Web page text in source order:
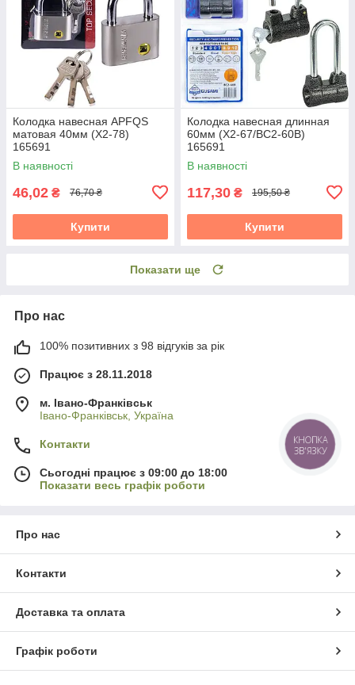
Колодка навесная APFQS
матовая 40мм (X2-78)
165691
В наявності
46,02 ₴ 76,70 ₴
Купити
Колодка навесная длинная
60мм (X2-67/BC2-60B)
165691
В наявності
117,30 ₴ 195,50 ₴
Купити
Показати ще
Про нас
100% позитивних з 98 відгуків за рік
Працює з 28.11.2018
м. Івано-Франківськ
Івано-Франківськ, Україна
Контакти
Сьогодні працює з 09:00 до 18:00
Показати весь графік роботи
Про нас
Контакти
Доставка та оплата
Графік роботи
КНОПКА
ЗВ'ЯЗКУ